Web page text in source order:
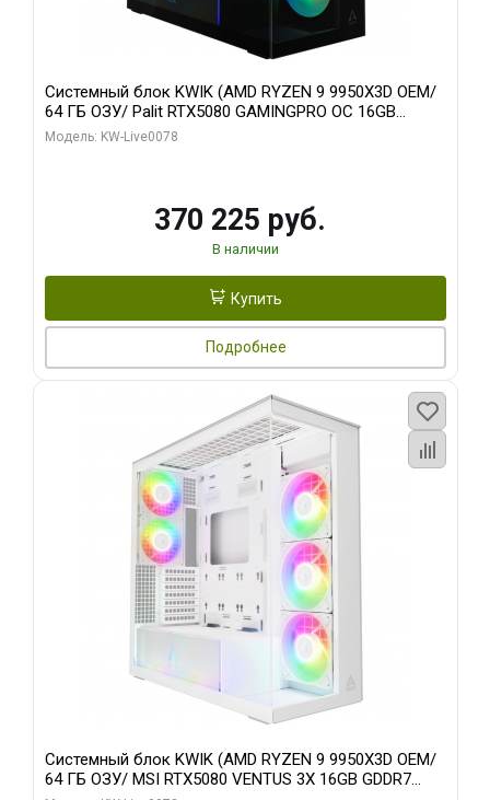
Системный блок KWIK (AMD RYZEN 9 9950X3D OEM/
64 ГБ ОЗУ/ Palit RTX5080 GAMINGPRO OC 16GB
GDDR7 256bit 3xDP HD/ 1 ТБ SSD)
Модель: KW-Live0078
370 225 руб.
В наличии
Купить
Подробнее
Системный блок KWIK (AMD RYZEN 9 9950X3D OEM/
64 ГБ ОЗУ/ MSI RTX5080 VENTUS 3X 16GB GDDR7